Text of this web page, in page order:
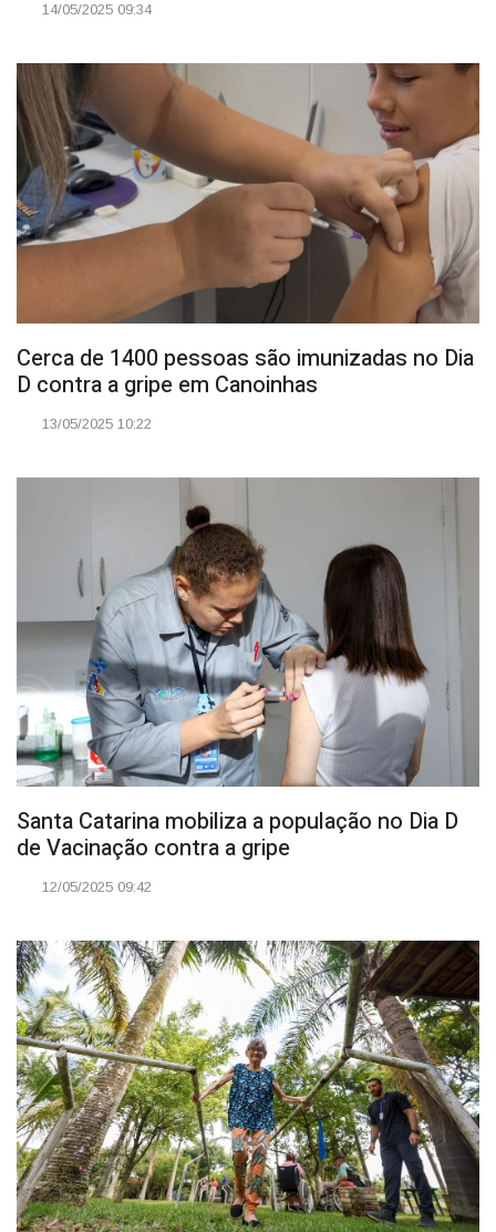
14/05/2025 09:34
Cerca de 1400 pessoas são imunizadas no Dia
D contra a gripe em Canoinhas
13/05/2025 10:22
Santa Catarina mobiliza a população no Dia D
de Vacinação contra a gripe
12/05/2025 09:42